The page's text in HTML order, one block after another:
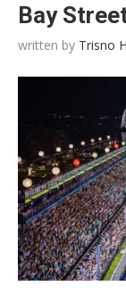
Bay
written by Trisno